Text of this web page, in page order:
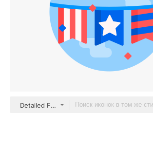
Detailed Flat Circular Flat